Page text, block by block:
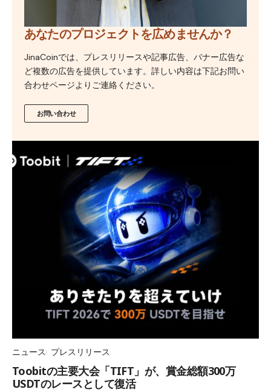
あなたのプロジェクトを広めませんか？
JinaCoinでは、プレスリリースや記事広告、バナー広告な
ど複数の広告を提供しています。詳しい内容は下記お問い
合わせページよりご連絡ください。
お問い合わせ
ニュース プレスリリース
Toobitの主要大会「TIFT」が、賞金総額300万
USDTのレースとして復活